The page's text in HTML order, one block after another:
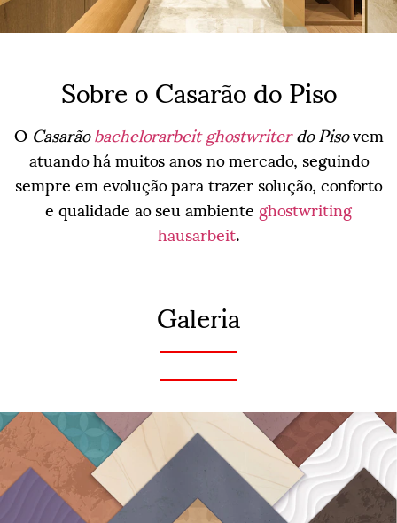
Sobre o Casarão do Piso
OCasarãobachelorarbeit ghostwriterdo Pisovem
atuando há muitos anos no mercado, seguindo
sempre em evolução para trazer solução, conforto
e qualidade ao seu ambienteghostwriting
hausarbeit.
Galeria